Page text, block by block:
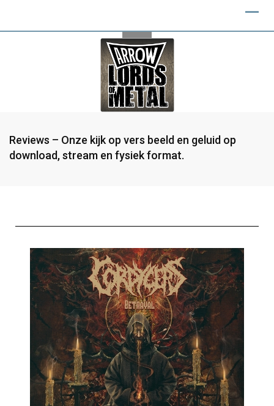
Reviews – Onze kijk op vers beeld en geluid op
download, stream en fysiek format.